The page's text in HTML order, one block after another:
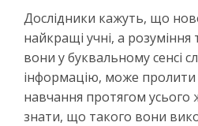
Дослідники кажуть, що
найкращі учні, а
вони у буквальному сенсі
інформацію, може пролити
навчання протягом
знати, що такого вони